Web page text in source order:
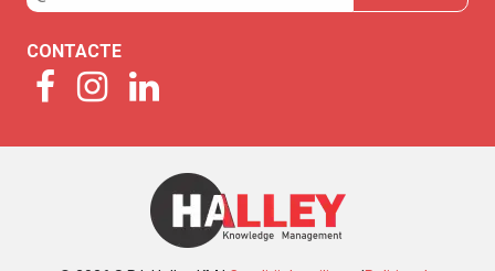
CONTACTE